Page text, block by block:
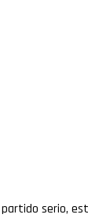
partido serio,